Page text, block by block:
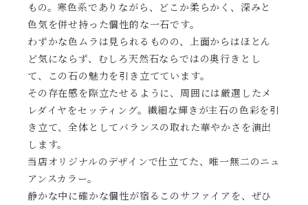
もの。寒色系でありながら、どこか柔らかく、深みと
色気を併せ持った個性的な一石です。
わずかな色ムラは見られるものの、上面からはほとん
ど気にならず、むしろ天然石ならではの奥行きとし
て、この石の魅力を引き立てています。
その存在感を際立たせるように、周囲には厳選したメ
レダイヤをセッティング。繊細な輝きが主石の色彩を引
き立て、全体としてバランスの取れた華やかさを演出
します。
当店オリジナルのデザインで仕立てた、唯一無二のニュ
アンスカラー。
静かな中に確かな個性が宿るこのサファイアを、ぜひ